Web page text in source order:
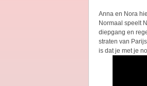
Anna en Nora
Normaal speelt
diepgang en
straten van
is dat je met je